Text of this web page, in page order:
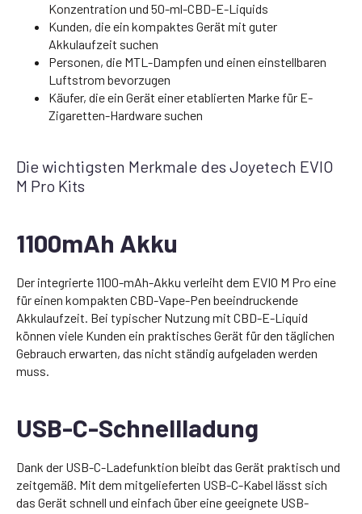
Konzentration und 50-ml-CBD-E-Liquids
Kunden, die ein kompaktes Gerät mit guter
Akkulaufzeit suchen
Personen, die MTL-Dampfen und einen einstellbaren
Luftstrom bevorzugen
Käufer, die ein Gerät einer etablierten Marke für E-
Zigaretten-Hardware suchen
Die wichtigsten Merkmale des Joyetech EVIO
M Pro Kits
1100mAh Akku
Der integrierte 1100-mAh-Akku verleiht dem EVIO M Pro eine
für einen kompakten CBD-Vape-Pen beeindruckende
Akkulaufzeit. Bei typischer Nutzung mit CBD-E-Liquid
können viele Kunden ein praktisches Gerät für den täglichen
Gebrauch erwarten, das nicht ständig aufgeladen werden
muss.
USB-C-Schnellladung
Dank der USB-C-Ladefunktion bleibt das Gerät praktisch und
zeitgemäß. Mit dem mitgelieferten USB-C-Kabel lässt sich
das Gerät schnell und einfach über eine geeignete USB-